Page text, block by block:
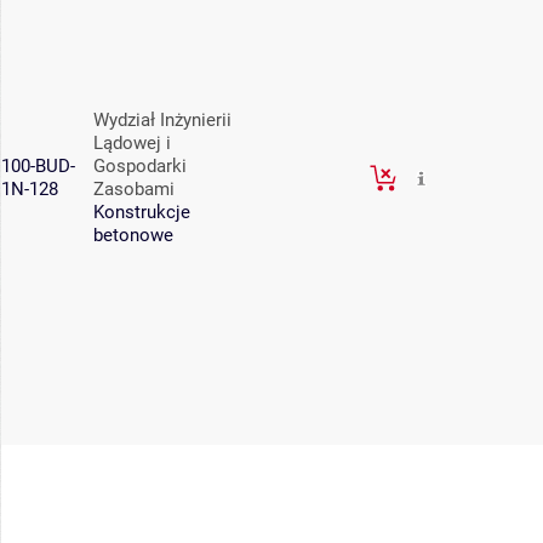
100-BUD-
1N-128
Wydział Inżynierii
Lądowej i
Gospodarki
Zasobami
Konstrukcje
betonowe